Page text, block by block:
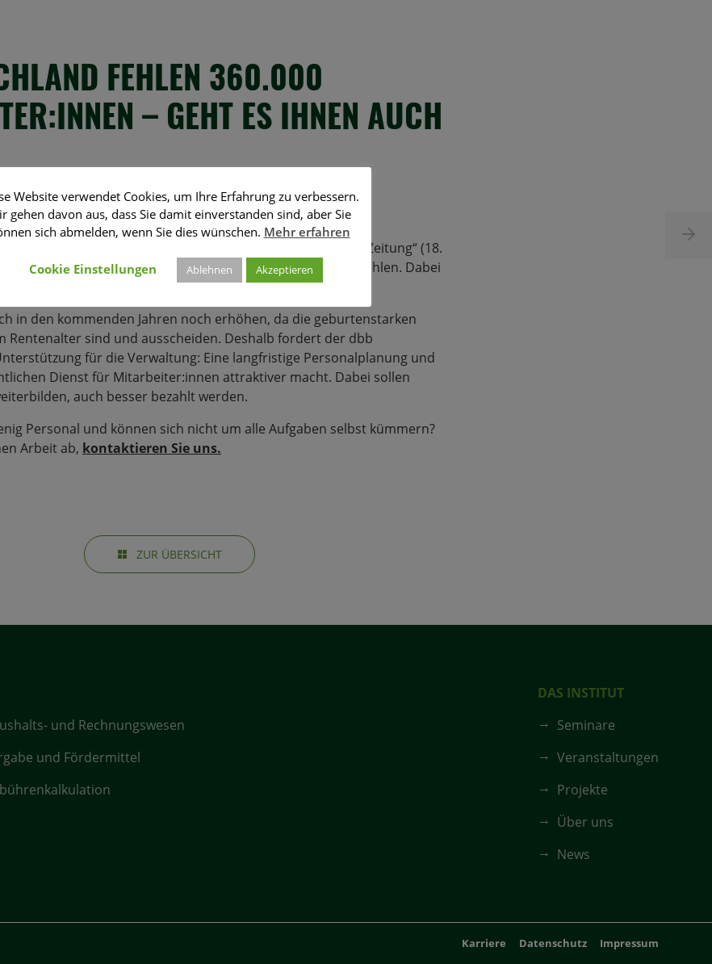
FEHLEN 360.000
– GEHT ES IHNEN AUCH
IPM
hat im Interview mit der „Frankfurter Allgemeinen Zeitung“ (18.
in Deutschland 360.000 Stellen im öffentlichen Dienst fehlen. Dabei
der Bedarf für neue Aufgaben miteinbezogen.
in den kommenden Jahren noch erhöhen, da die geburtenstarken
Rentenalter sind und ausscheiden. Deshalb fordert der dbb
für die Verwaltung: Eine langfristige Personalplanung und
Dienst für Mitarbeiter:innen attraktiver macht. Dabei sollen
auch besser bezahlt werden.
Personal und können sich nicht um alle Aufgaben selbst kümmern?
Arbeit ab, kontaktieren Sie uns.
ZUR ÜBERSICHT
und Rechnungswesen
und Fördermittel
DAS INSTITUT
Seminare
Veranstaltungen
Projekte
Über uns
News
Karriere Datenschutz Impressum
Website verwendet Cookies, um Ihre Erfahrung zu verbessern.
gehen davon aus, dass Sie damit einverstanden sind, aber Sie
sich abmelden, wenn Sie dies wünschen. Mehr erfahren
Cookie Einstellungen Ablehnen Akzeptieren